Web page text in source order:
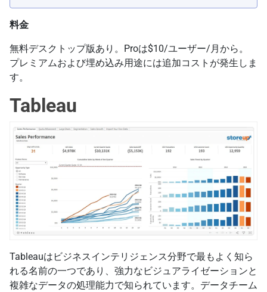
料金
無料デスクトップ版あり。Proは$10/ユーザー/月から。
プレミアムおよび埋め込み用途には追加コストが発生しま
す。
Tableau
Tableauはビジネスインテリジェンス分野で最もよく知ら
れる名前の一つであり、強力なビジュアライゼーションと
複雑なデータの処理能力で知られています。データチーム